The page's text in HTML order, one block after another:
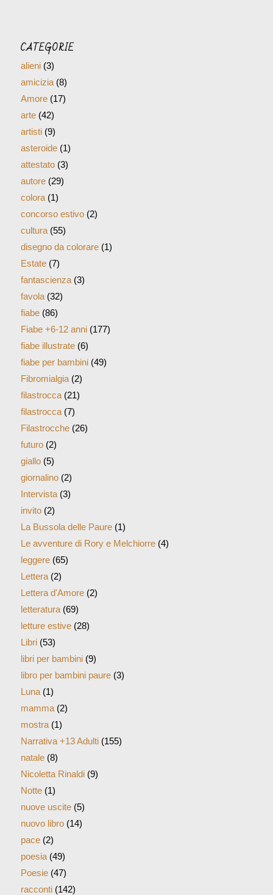
CATEGORIE
alieni(3)
amicizia(8)
Amore(17)
arte(42)
artisti(9)
asteroide(1)
attestato(3)
autore(29)
colora(1)
concorso estivo(2)
cultura(55)
disegno da colorare(1)
Estate(7)
fantascienza(3)
favola(32)
fiabe(86)
Fiabe +6-12 anni(177)
fiabe illustrate(6)
fiabe per bambini(49)
Fibromialgia(2)
filastrocca(21)
filastrocca(7)
Filastrocche(26)
futuro(2)
giallo(5)
giornalino(2)
Intervista(3)
invito(2)
La Bussola delle Paure(1)
Le avventure di Rory e Melchiorre(4)
leggere(65)
Lettera(2)
Lettera d'Amore(2)
letteratura(69)
letture estive(28)
Libri(53)
libri per bambini(9)
libro per bambini paure(3)
Luna(1)
mamma(2)
mostra(1)
Narrativa +13 Adulti(155)
natale(8)
Nicoletta Rinaldi(9)
Notte(1)
nuove uscite(5)
nuovo libro(14)
pace(2)
poesia(49)
Poesie(47)
racconti(142)